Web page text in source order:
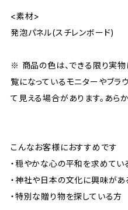
<素材>
発泡パネル(スチレンボード)
※ 商品の色は、できる限り実物
覧になっているモニターやブラ
て見える場合があります。あら
こんなお客様におすすめです
・穏やかな心の平和を求めてい
・神社や日本の文化に興味があ
・特別な贈り物を探している方